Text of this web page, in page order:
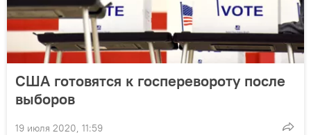
США готовятся к госперевороту после
выборов
19 июля 2020, 11:59